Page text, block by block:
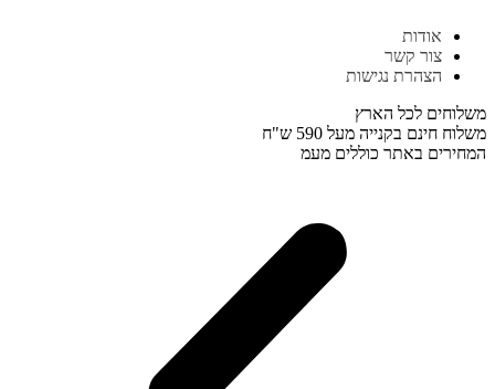
לתוכן
אודות
צור קשר
הצהרת נגישות
משלוחים לכל הארץ
משלוח חינם בקנייה מעל 590 ש"ח
המחירים באתר כוללים מעמ